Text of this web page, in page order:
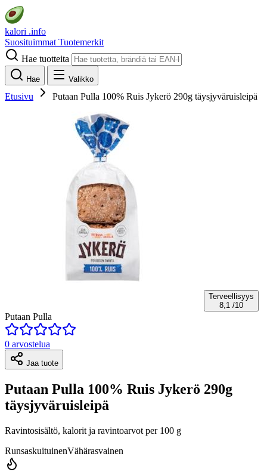
kalori .info
Suosituimmat Tuotemerkit
Hae tuotteita
Hae Valikko
Etusivu Putaan Pulla 100% Ruis Jykerö 290g täysjyväruisleipä
Terveellisyys
8,1 /10
Putaan Pulla
0 arvostelua
Jaa tuote
Putaan Pulla 100% Ruis Jykerö 290g
täysjyväruisleipä
Ravintosisältö, kalorit ja ravintoarvot per 100 g
RunsaskuituinenVähärasvainen